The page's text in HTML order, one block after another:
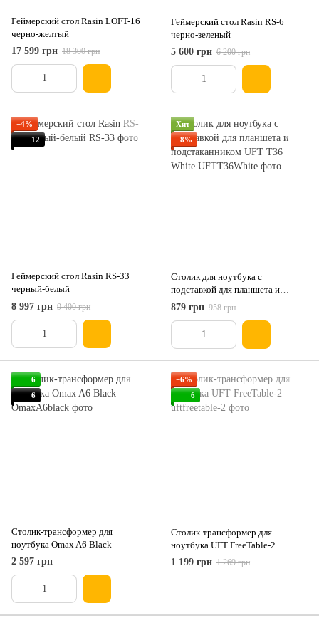
Геймерский стол Rasin LOFT-16
черно-желтый
17 599 грн 18 300 грн
Геймерский стол Rasin RS-6
черно-зеленый
5 600 грн 6 200 грн
−4%
12
Геймерский стол Rasin RS-33
черный-белый
8 997 грн 9 400 грн
Хит
−8%
Столик для ноутбука с
подставкой для планшета и
подстаканником UFT T36 White
879 грн 958 грн
6
6
Столик-трансформер для
ноутбука Omax A6 Black
2 597 грн
−6%
6
Столик-трансформер для
ноутбука UFT FreeTable-2
1 199 грн 1 269 грн